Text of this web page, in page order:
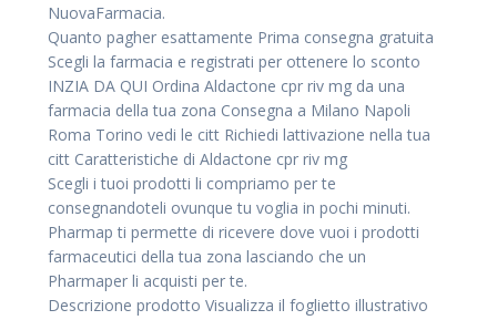
NuovaFarmacia.
Quanto pagher esattamente Prima consegna gratuita
Scegli la farmacia e registrati per ottenere lo sconto
INZIA DA QUI Ordina Aldactone cpr riv mg da una
farmacia della tua zona Consegna a Milano Napoli
Roma Torino vedi le citt Richiedi lattivazione nella tua
citt Caratteristiche di Aldactone cpr riv mg
Scegli i tuoi prodotti li compriamo per te
consegnandoteli ovunque tu voglia in pochi minuti.
Pharmap ti permette di ricevere dove vuoi i prodotti
farmaceutici della tua zona lasciando che un
Pharmaper li acquisti per te.
Descrizione prodotto Visualizza il foglietto illustrativo